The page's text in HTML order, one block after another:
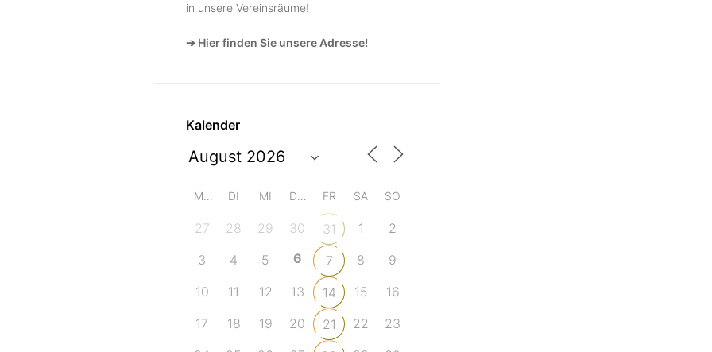
in unsere Vereinsräume!
➔ Hier finden Sie unsere Adresse!
Kalender
MO DI MI DO FR SA SO
27 28 29 30 31 1
2
3
4 5 6 7 8
9
10
11 12 13 14 15
16
17
18 19 20 21 22
23